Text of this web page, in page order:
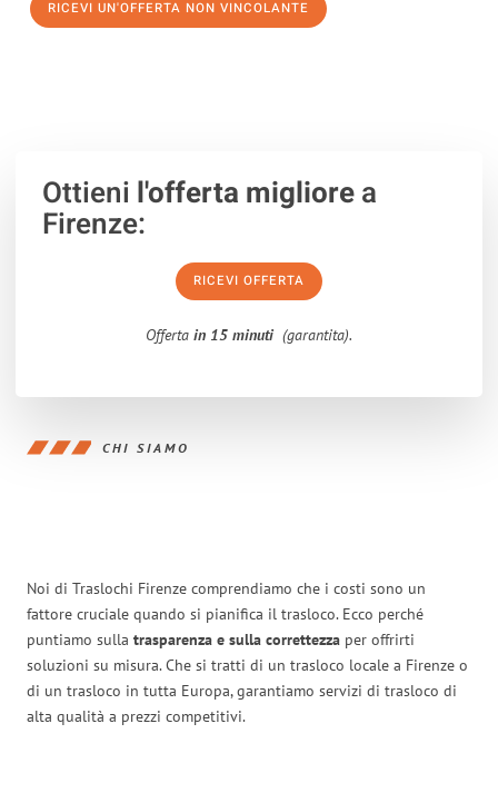
RICEVI UN'OFFERTA NON VINCOLANTE
Ottieni l'offerta migliorea
Firenze:
RICEVI OFFERTA
Offerta in 15 minuti (garantita).
CHI SIAMO
Noi di Traslochi Firenze comprendiamo che i costi sono un
fattore cruciale quando si pianifica il trasloco. Ecco perché
puntiamo sulla trasparenza e sulla correttezza per offrirti
soluzioni su misura. Che si tratti di un trasloco locale a Firenze o
di un trasloco in tutta Europa, garantiamo servizi di trasloco di
alta qualità a prezzi competitivi.